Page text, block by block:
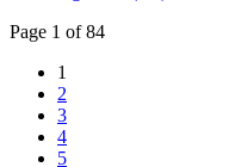
Page 1 of 84
1
2
3
4
5